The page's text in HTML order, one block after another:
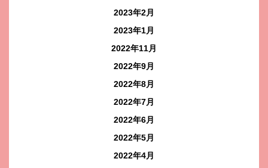
2023年2月
2023年1月
2022年11月
2022年9月
2022年8月
2022年7月
2022年6月
2022年5月
2022年4月